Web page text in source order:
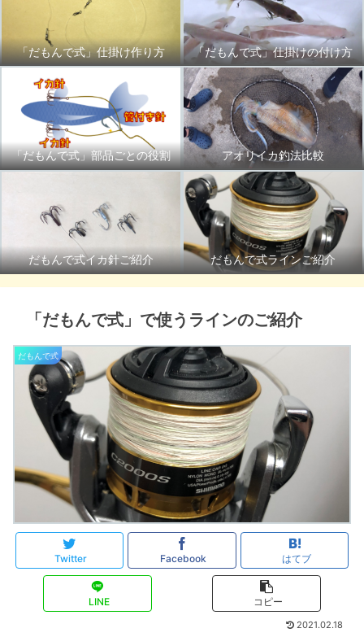
「だもんで式」仕掛け作り方 「だもんで式」仕掛けの付け方
「だもんで式」部品ごとの役割 アオリイカ釣法比較
だもんで式イカ針ご紹介 だもんで式ラインご紹介
「だもんで式」で使うラインのご紹介
だもんで式
Twitter Facebook はてブ
LINE コピー
2021.02.18